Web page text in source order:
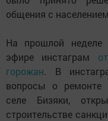
общения с
На прошлой
эфире инстаграм
горожан. В
вопросы о ремонте
селе Бизяки,
строительстве